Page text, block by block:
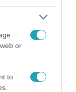
or
to
Édesapja